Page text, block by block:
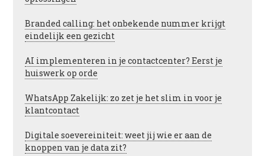
Branded calling: het onbekende nummer krijgt
eindelijk een gezicht
AI implementeren in je contactcenter? Eerst je
huiswerk op orde
WhatsApp Zakelijk: zo zet je het slim in voor je
klantcontact
Digitale soevereiniteit: weet jij wie er aan de
knoppen van je data zit?